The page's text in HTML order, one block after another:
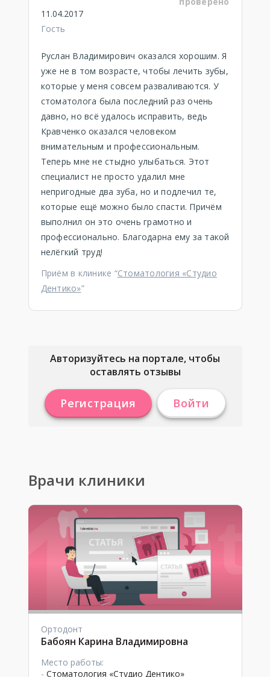
11.04.2017
Гость
Руслан Владимирович оказался хорошим. Я
уже не в том возрасте, чтобы лечить зубы,
которые у меня совсем разваливаются. У
стоматолога была последний раз очень
давно, но всё удалось исправить, ведь
Кравченко оказался человеком
внимательным и профессиональным.
Теперь мне не стыдно улыбаться. Этот
специалист не просто удалил мне
непригодные два зуба, но и подлечил те,
которые ещё можно было спасти. Причём
выполнил он это очень грамотно и
профессионально. Благодарна ему за такой
нелёгкий труд!
Приём в клинике “Стоматология «Студио
Дентико»”
Авторизуйтесь на портале, чтобы
оставлять отзывы
Регистрация Войти
Врачи клиники
Ортодонт
Бабоян Карина Владимировна
Место работы:
- Стоматология «Студио Дентико»